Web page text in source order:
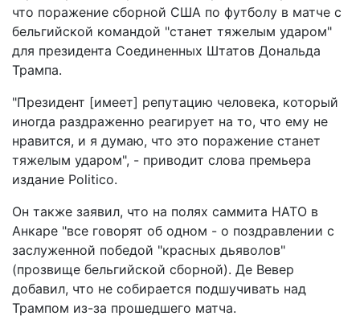
что поражение сборной США по футболу в матче с
бельгийской командой "станет тяжелым ударом"
для президента Соединенных Штатов Дональда
Трампа.
"Президент [имеет] репутацию человека, который
иногда раздраженно реагирует на то, что ему не
нравится, и я думаю, что это поражение станет
тяжелым ударом", - приводит слова премьера
издание Politico.
Он также заявил, что на полях саммита НАТО в
Анкаре "все говорят об одном - о поздравлении с
заслуженной победой "красных дьяволов"
(прозвище бельгийской сборной). Де Вевер
добавил, что не собирается подшучивать над
Трампом из-за прошедшего матча.